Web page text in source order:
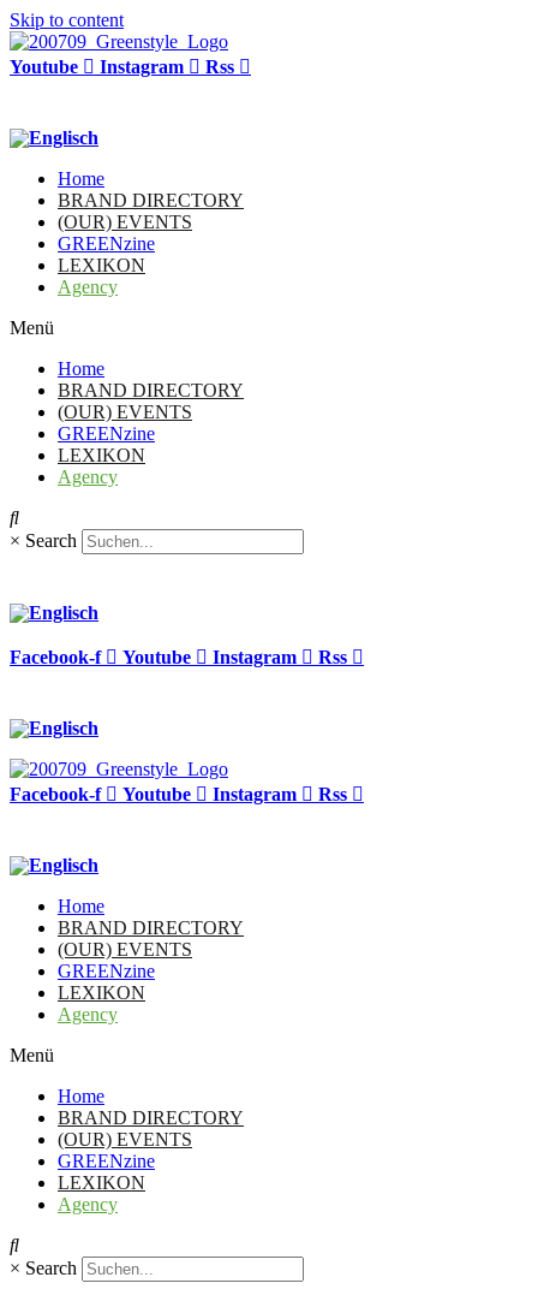
Skip to content
Youtube Instagram Rss
Home
BRAND DIRECTORY
(OUR) EVENTS
GREENzine
LEXIKON
Agency
Menü
Home
BRAND DIRECTORY
(OUR) EVENTS
GREENzine
LEXIKON
Agency
× Search
Facebook-f Youtube Instagram Rss
Facebook-f Youtube Instagram Rss
Home
BRAND DIRECTORY
(OUR) EVENTS
GREENzine
LEXIKON
Agency
Menü
Home
BRAND DIRECTORY
(OUR) EVENTS
GREENzine
LEXIKON
Agency
× Search